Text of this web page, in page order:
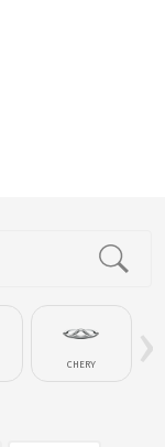
CHERY ›